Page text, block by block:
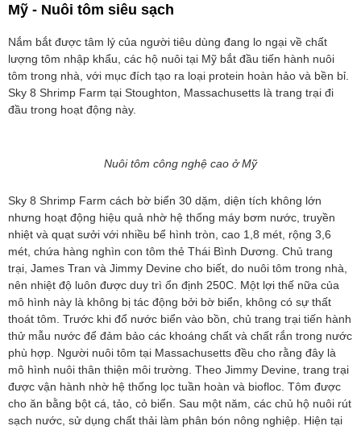
Mỹ - Nuôi tôm siêu sạch
Nắm bắt được tâm lý của người tiêu dùng đang lo ngại về chất
lượng tôm nhập khẩu, các hộ nuôi tại Mỹ bắt đầu tiến hành nuôi
tôm trong nhà, với mục đích tạo ra loại protein hoàn hảo và bền bỉ.
Sky 8 Shrimp Farm tại Stoughton, Massachusetts là trang trại đi
đầu trong hoạt động này.
Nuôi tôm công nghệ cao ở Mỹ
Sky 8 Shrimp Farm cách bờ biển 30 dặm, diện tích không lớn
nhưng hoạt động hiệu quả nhờ hệ thống máy bơm nước, truyền
nhiệt và quạt sưởi với nhiều bể hình tròn, cao 1,8 mét, rộng 3,6
mét, chứa hàng nghìn con tôm thẻ Thái Bình Dương. Chủ trang
trại, James Tran và Jimmy Devine cho biết, do nuôi tôm trong nhà,
nên nhiệt độ luôn được duy trì ổn định 250C. Một lợi thế nữa của
mô hình này là không bị tác động bởi bờ biển, không có sự thất
thoát tôm. Trước khi đổ nước biển vào bồn, chủ trang trại tiến hành
thử mẫu nước để đảm bảo các khoáng chất và chất rắn trong nước
phù hợp. Người nuôi tôm tại Massachusetts đều cho rằng đây là
mô hình nuôi thân thiện môi trường. Theo Jimmy Devine, trang trại
được vận hành nhờ hệ thống lọc tuần hoàn và biofloc. Tôm được
cho ăn bằng bột cá, tảo, cỏ biển. Sau một năm, các chủ hộ nuôi rút
sạch nước, sử dụng chất thải làm phân bón nông nghiệp. Hiện tại